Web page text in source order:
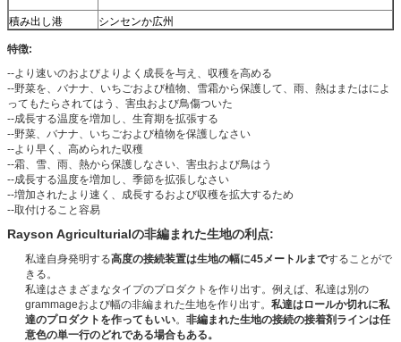
積み出し港 シンセンか広州
特徴:
--より速いのおよびよりよく成長を与え、収穫を高める
--野菜を、バナナ、いちごおよび植物、雪霜から保護して、雨、熱はまたはによ
ってもたらされてはう、害虫および鳥傷ついた
--成長する温度を増加し、生育期を拡張する
--野菜、バナナ、いちごおよび植物を保護しなさい
--より早く、高められた収穫
--霜、雪、雨、熱から保護しなさい、害虫および鳥はう
--成長する温度を増加し、季節を拡張しなさい
--増加されたより速く、成長するおよび収穫を拡大するため
--取付けること容易
Rayson Agriculturialの非編まれた生地の利点:
私達自身発明する高度の接続装置は生地の幅に45メートルまですることがで
きる。
私達はさまざまなタイプのプロダクトを作り出す。例えば、私達は別の
grammageおよび幅の非編まれた生地を作り出す。 私達はロールか切れに私
達のプロダクトを作ってもいい。 非編まれた生地の接続の接着剤ラインは任
意色の単一行のどれである場合もある。